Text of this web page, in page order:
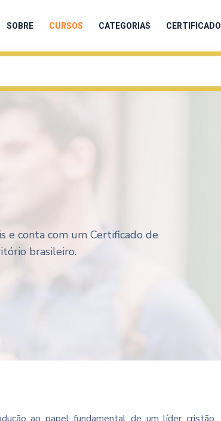
SOBRE CURSOS CATEGORIAS CERTIFICADO
e conta com um Certificado de
brasileiro.